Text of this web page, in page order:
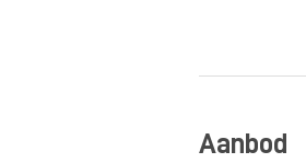
Aanbod